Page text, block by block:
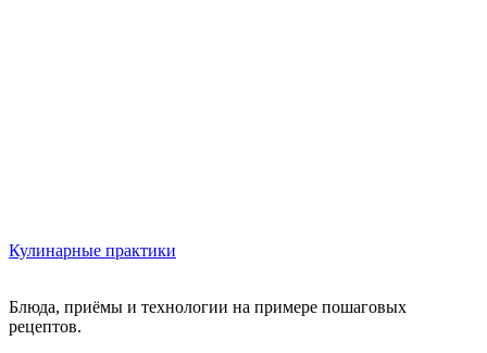
Кулинарные практики
Блюда, приёмы и технологии на примере пошаговых